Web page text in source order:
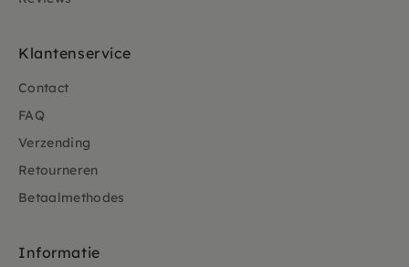
Klantenservice
Contact
FAQ
Verzending
Retourneren
Betaalmethodes
Informatie